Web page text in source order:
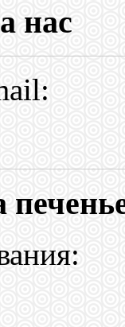
нас